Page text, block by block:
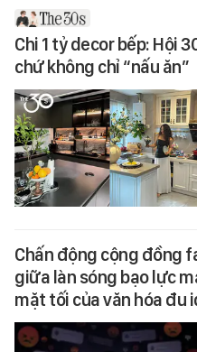
Chi 1 tỷ decor bếp: Hội
chứ không chỉ “nấu ăn”
Chấn động cộng đồng
giữa làn sóng bạo lực
mặt tối của văn hóa đu